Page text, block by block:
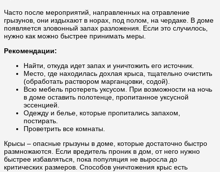
Часто после мероприятий, направленных на отравление
грызунов, они издыхают в норах, под полом, на чердаке. В доме
появляется зловонный запах разложения. Если это случилось,
нужно как можно быстрее принимать меры.
Рекомендации:
Найти, откуда идет запах и уничтожить его источник.
Место, где находилась дохлая крыса, тщательно очистить
(обработать раствором марганцовки, содой).
Всю мебель протереть уксусом. При возможности на ночь
в доме оставить полотенце, пропитанное уксусной
эссенцией.
Одежду и белье, которые пропитались запахом,
постирать.
Проветрить все комнаты.
Крысы – опасные грызуны в доме, которые достаточно быстро
размножаются. Если вредитель проник в дом, от него нужно
быстрее избавляться, пока популяция не выросла до
критических размеров. Способов уничтожения крыс есть